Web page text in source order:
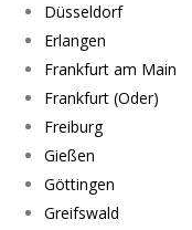
Düsseldorf
Erlangen
Frankfurt am Main
Frankfurt (Oder)
Freiburg
Gießen
Göttingen
Greifswald